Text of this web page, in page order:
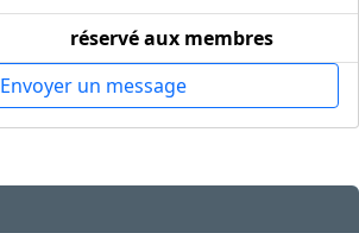
réservé aux membres
Envoyer un message